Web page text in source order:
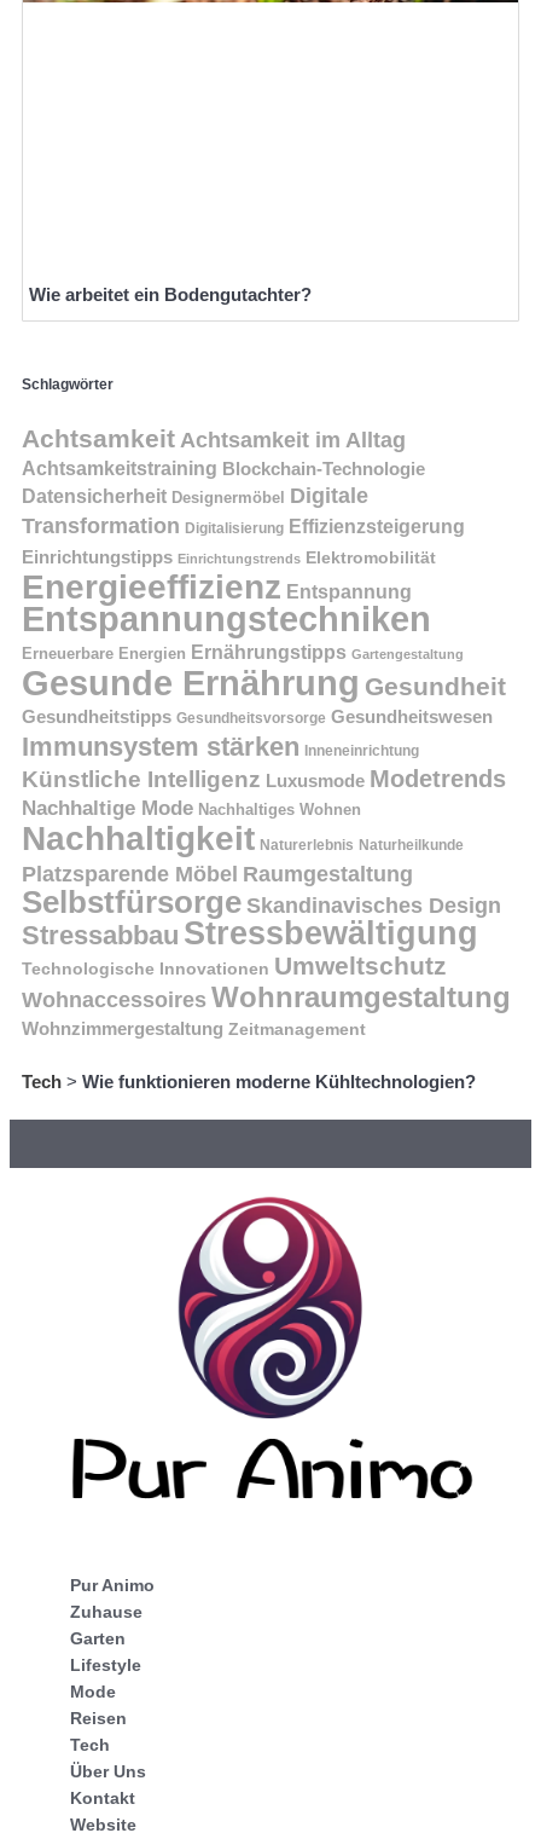
Wie arbeitet ein Bodengutachter?
Schlagwörter
Achtsamkeit Achtsamkeit im Alltag
Achtsamkeitstraining Blockchain-Technologie
Datensicherheit Designermöbel
Digitale
Transformation Digitalisierung Effizienzsteigerung
Einrichtungstipps Einrichtungstrends Elektromobilität
Energieeffizienz Entspannung
Entspannungstechniken
Erneuerbare Energien Ernährungstipps Gartengestaltung
Gesunde Ernährung Gesundheit
Gesundheitstipps Gesundheitsvorsorge Gesundheitswesen
Immunsystem stärken Inneneinrichtung
Künstliche Intelligenz Luxusmode Modetrends
Nachhaltige Mode Nachhaltiges Wohnen
Nachhaltigkeit Naturerlebnis Naturheilkunde
Platzsparende Möbel Raumgestaltung
Selbstfürsorge Skandinavisches Design
Stressabbau Stressbewältigung
Technologische Innovationen Umweltschutz
Wohnaccessoires Wohnraumgestaltung
Wohnzimmergestaltung Zeitmanagement
Tech > Wie funktionieren moderne Kühltechnologien?
Pur Animo
Zuhause
Garten
Lifestyle
Mode
Reisen
Tech
Über Uns
Kontakt
Website